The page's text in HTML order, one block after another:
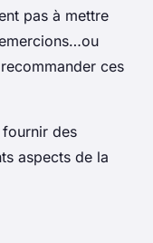
pas à mettre
ces
fournir des
aspects de la